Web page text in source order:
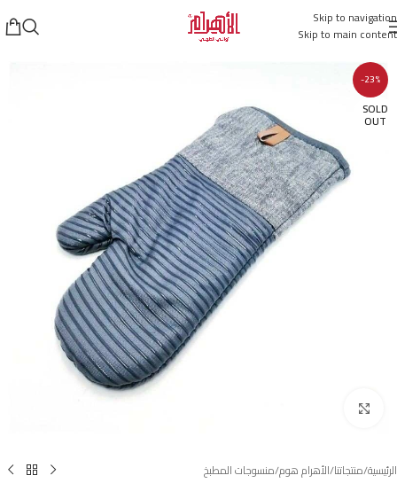
Skip to navigation
Skip to main content
-23%
SOLD
OUT
الرئيسية/منتجاتنا/الأهرام هوم/منسوجات المطبخ